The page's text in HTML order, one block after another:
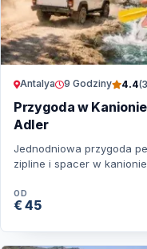
Antalya 9 Godziny 4.4
Przygoda w
Adler
Jednodniowa przygoda
zipline i spacer w
OD
€ 45